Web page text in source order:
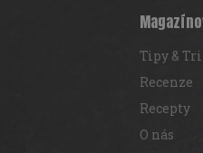
Tipy &
Recenze
Recepty
O nás